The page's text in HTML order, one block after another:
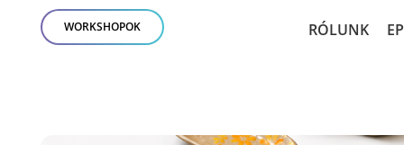
WORKSHOPOK RÓLUNK